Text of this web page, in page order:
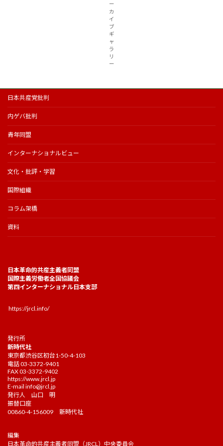
ー
カ
イ
ブ
ギ
ャ
ラ
リ
ー
日本共産党批判
内ゲバ批判
青年同盟
インターナショナルビュー
文化・批評・学習
国際組織
コラム架橋
資料
日本革命的共産主義者同盟
国際主義労働者全国協議会
第四インターナショナル日本支部
https://jrcl.info/
発行所
新時代社
東京都渋谷区初台1-50-4-103
電話 03-3372-9401
FAX 03-3372-9402
https://www.jrcl.jp
E-mail info@jrcl.jp
発行人 山口 明
振替口座
00860-4-156009 新時代社
編集
日本革命的共産主義者同盟（JRCL）中央委員会